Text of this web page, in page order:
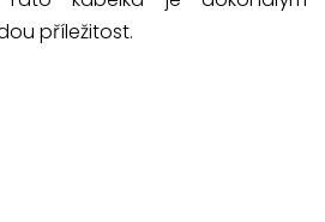
příležitost.